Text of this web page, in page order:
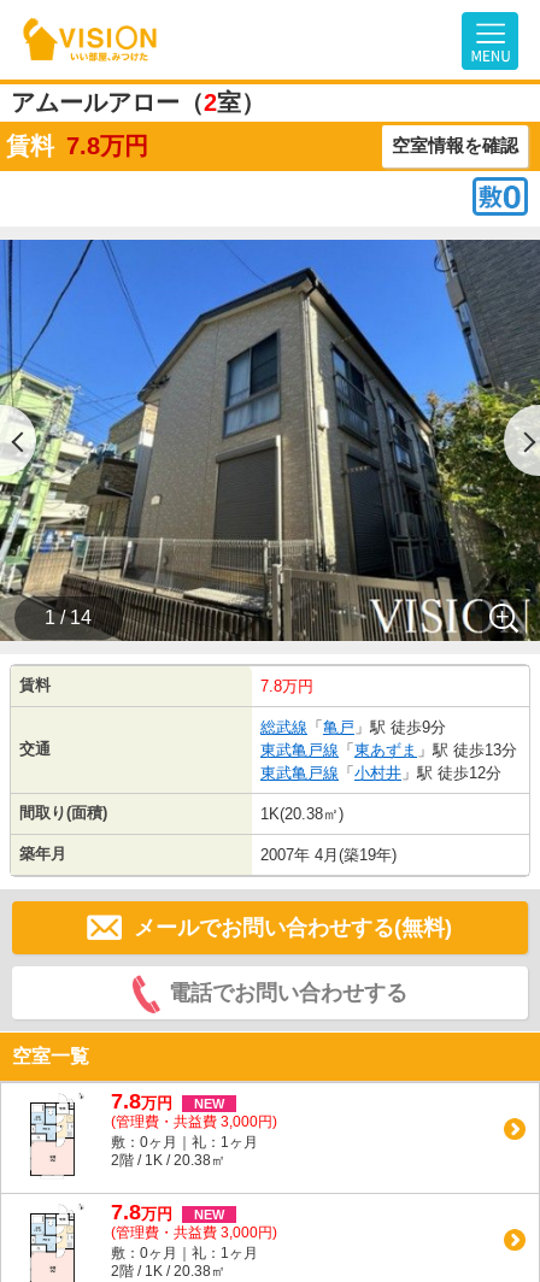
アムールアロー（2室）
賃料 7.8万円 空室情報を確認
1 / 14
賃料 7.8万円
交通
総武線 「 亀戸 」駅 徒歩9分
東武亀戸線 「 東あずま 」駅 徒歩13分
東武亀戸線 「 小村井 」駅 徒歩12分
間取り(面積) 1K(20.38㎡)
築年月 2007年 4月(築19年)
メールでお問い合わせする(無料)
電話でお問い合わせする
空室一覧
7.8万円 NEW
(管理費・共益費 3,000円)
敷：0ヶ月｜礼：1ヶ月
2階 / 1K / 20.38㎡
7.8万円 NEW
(管理費・共益費 3,000円)
敷：0ヶ月｜礼：1ヶ月
2階 / 1K / 20.38㎡